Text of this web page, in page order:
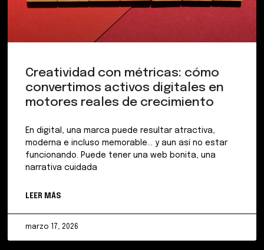
Creatividad con métricas: cómo
convertimos activos digitales en
motores reales de crecimiento
En digital, una marca puede resultar atractiva,
moderna e incluso memorable… y aun así no estar
funcionando. Puede tener una web bonita, una
narrativa cuidada
LEER MÁS
marzo 17, 2026